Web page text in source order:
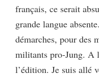
français, ce serait
grande langue
démarches, pour des
militants pro-Jung. A
l’édition. Je suis allé